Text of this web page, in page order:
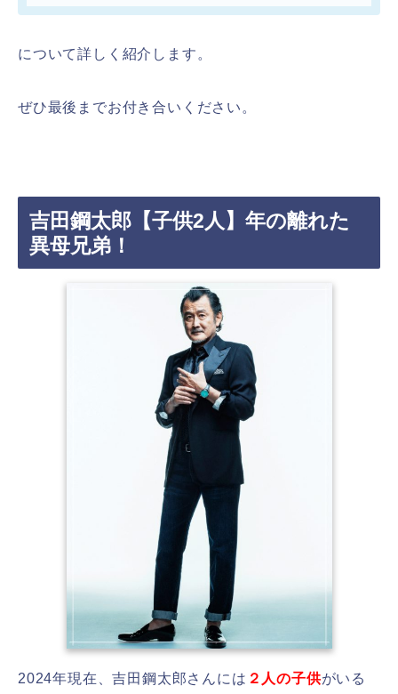
について詳しく紹介します。
ぜひ最後までお付き合いください。
吉田鋼太郎【子供2人】年の離れた
異母兄弟！
2024年現在、吉田鋼太郎さんには ２人の子供がいる